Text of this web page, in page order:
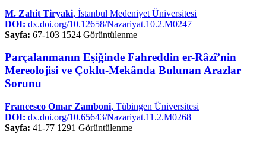
M. Zahit Tiryaki, İstanbul Medeniyet Üniversitesi
DOI: dx.doi.org/10.12658/Nazariyat.10.2.M0247
Sayfa: 67-103 1524 Görüntülenme
Parçalanmanın Eşiğinde Fahreddin er-Râzî’nin
Mereolojisi ve Çoklu-Mekânda Bulunan Arazlar
Sorunu
Francesco Omar Zamboni, Tübingen Üniversitesi
DOI: dx.doi.org/10.65643/Nazariyat.11.2.M0268
Sayfa: 41-77 1291 Görüntülenme